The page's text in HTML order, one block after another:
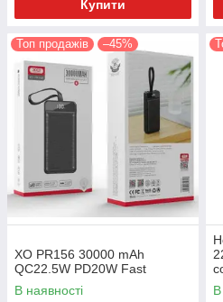
Купити
Топ продажів –45%
XO PR156 30000 mAh
QC22.5W PD20W Fast
В наявності
В